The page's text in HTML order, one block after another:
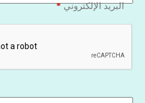
البريد الإلكتروني*